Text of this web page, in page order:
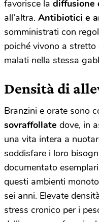
favorisce la diffusione
all’altra. Antibiotici e
somministrati con
poiché vivono a
malati nella stessa
Densità di
Branzini e orate sono
sovraffollate dove, in
una vita intera a
soddisfare i loro
documentato
questi ambienti
sei anni. Elevate
stress cronico per i